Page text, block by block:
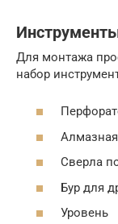
Для монтажа
набор
Сверла
Бур для
Уровень